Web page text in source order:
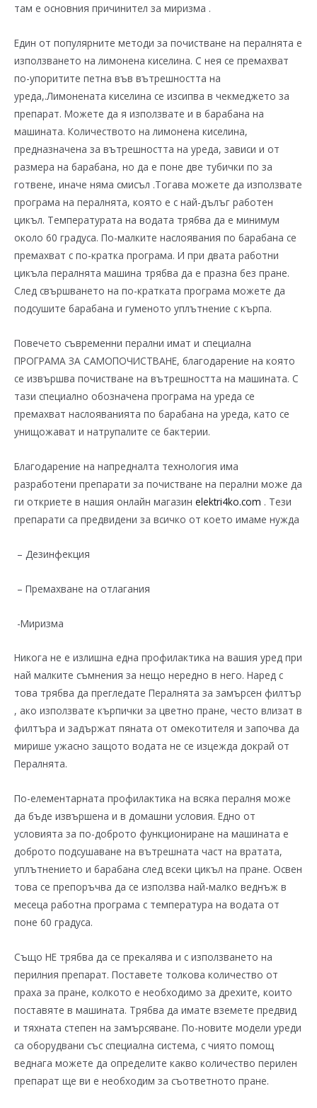
там е основния причинител за миризма .
Един от популярните методи за почистване на пералнята е
използването на лимонена киселина. С нея се премахват
по-упоритите петна във вътрешността на
уреда,.Лимонената киселина се изсипва в чекмеджето за
препарат. Можете да я използвате и в барабана на
машината. Количеството на лимонена киселина,
предназначена за вътрешността на уреда, зависи и от
размера на барабана, но да е поне две тубички по за
готвене, иначе няма смисъл .Тогава можете да използвате
програма на пералнята, която е с най-дълъг работен
цикъл. Температурата на водата трябва да е минимум
около 60 градуса. По-малките наслоявания по барабана се
премахват с по-кратка програма. И при двата работни
цикъла пералнята машина трябва да е празна без пране.
След свършването на по-кратката програма можете да
подсушите барабана и гуменото уплътнение с кърпа.
Повечето съвременни перални имат и специална
ПРОГРАМА ЗА САМОПОЧИСТВАНЕ, благодарение на която
се извършва почистване на вътрешността на машината. С
тази специално обозначена програма на уреда се
премахват наслояванията по барабана на уреда, като се
унищожават и натрупалите се бактерии.
Благодарение на напредналта технология има
разработени препарати за почистване на перални може да
ги откриете в нашия онлайн магазин elektri4ko.com . Тези
препарати са предвидени за всичко от което имаме нужда
– Дезинфекция
– Премахване на отлагания
-Миризма
Никога не е излишна една профилактика на вашия уред при
най малките съмнения за нещо нередно в него. Наред с
това трябва да прегледате Пералнята за замърсен филтър
, ако използвате кърпички за цветно пране, често влизат в
филтъра и задържат пяната от омекотителя и започва да
мирише ужасно защото водата не се изцежда докрай от
Пералнята.
По-елементарната профилактика на всяка пералня може
да бъде извършена и в домашни условия. Едно от
условията за по-доброто функциониране на машината е
доброто подсушаване на вътрешната част на вратата,
уплътнението и барабана след всеки цикъл на пране. Освен
това се препоръчва да се използва най-малко веднъж в
месеца работна програма с температура на водата от
поне 60 градуса.
Също НЕ трябва да се прекалява и с използването на
перилния препарат. Поставете толкова количество от
праха за пране, колкото е необходимо за дрехите, които
поставяте в машината. Трябва да имате вземете предвид
и тяхната степен на замърсяване. По-новите модели уреди
са оборудвани със специална система, с чиято помощ
веднага можете да определите какво количество перилен
препарат ще ви е необходим за съответното пране.